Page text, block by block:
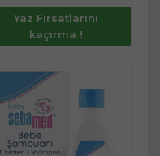
Yaz Fırsatlarını
kaçırma !